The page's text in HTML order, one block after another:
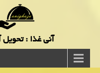
آنی غذا : تحویل